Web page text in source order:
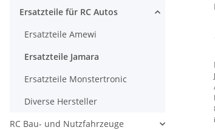
Ersatzteile für RC Autos
Ersatzteile Amewi
Ersatzteile Jamara
Ersatzteile Monstertronic
Diverse Hersteller
RC Bau- und Nutzfahrzeuge